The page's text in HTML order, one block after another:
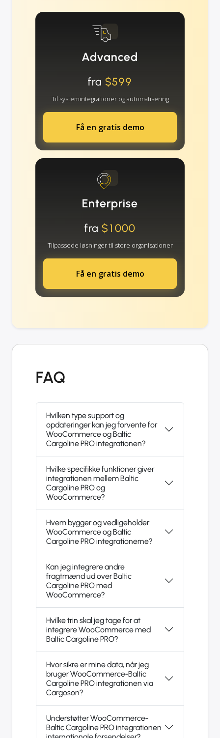
Advanced
fra $599
Til systemintegrationer og automatisering
Få en gratis demo
Enterprise
fra $1000
Tilpassede løsninger til store organisationer
Få en gratis demo
FAQ
Hvilken type support og
opdateringer kan jeg forvente for
WooCommerce og Baltic
Cargoline PRO integrationen?
Hvilke specifikke funktioner giver
integrationen mellem Baltic
Cargoline PRO og
WooCommerce?
Hvem bygger og vedligeholder
WooCommerce og Baltic
Cargoline PRO integrationerne?
Kan jeg integrere andre
fragtmænd ud over Baltic
Cargoline PRO med
WooCommerce?
Hvilke trin skal jeg tage for at
integrere WooCommerce med
Baltic Cargoline PRO?
Hvor sikre er mine data, når jeg
bruger WooCommerce-Baltic
Cargoline PRO integrationen via
Cargoson?
Understøtter WooCommerce-
Baltic Cargoline PRO integrationen